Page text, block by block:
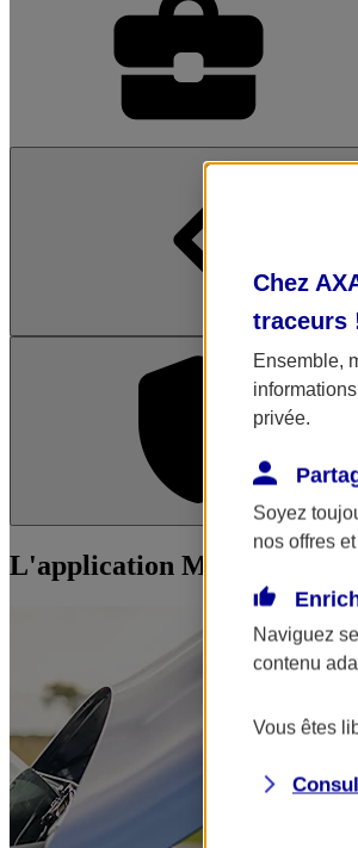
L'application Mon AXA
Chez
traceurs
Ensemble,
privée.
Soyez
nos offres
Naviguez
contenu
Vous êtes